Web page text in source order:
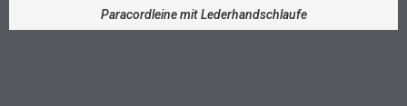
Paracordleine mit Lederhandschlaufe